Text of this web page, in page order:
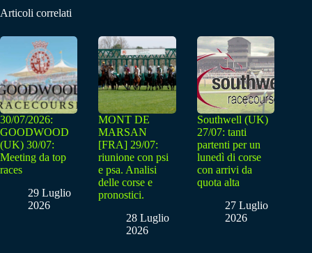
Articoli correlati
30/07/2026:
GOODWOOD
(UK) 30/07:
Meeting da top
races
29 Luglio
2026
MONT DE
MARSAN
[FRA] 29/07:
riunione con psi
e psa. Analisi
delle corse e
pronostici.
28 Luglio
2026
Southwell (UK)
27/07: tanti
partenti per un
lunedì di corse
con arrivi da
quota alta
27 Luglio
2026